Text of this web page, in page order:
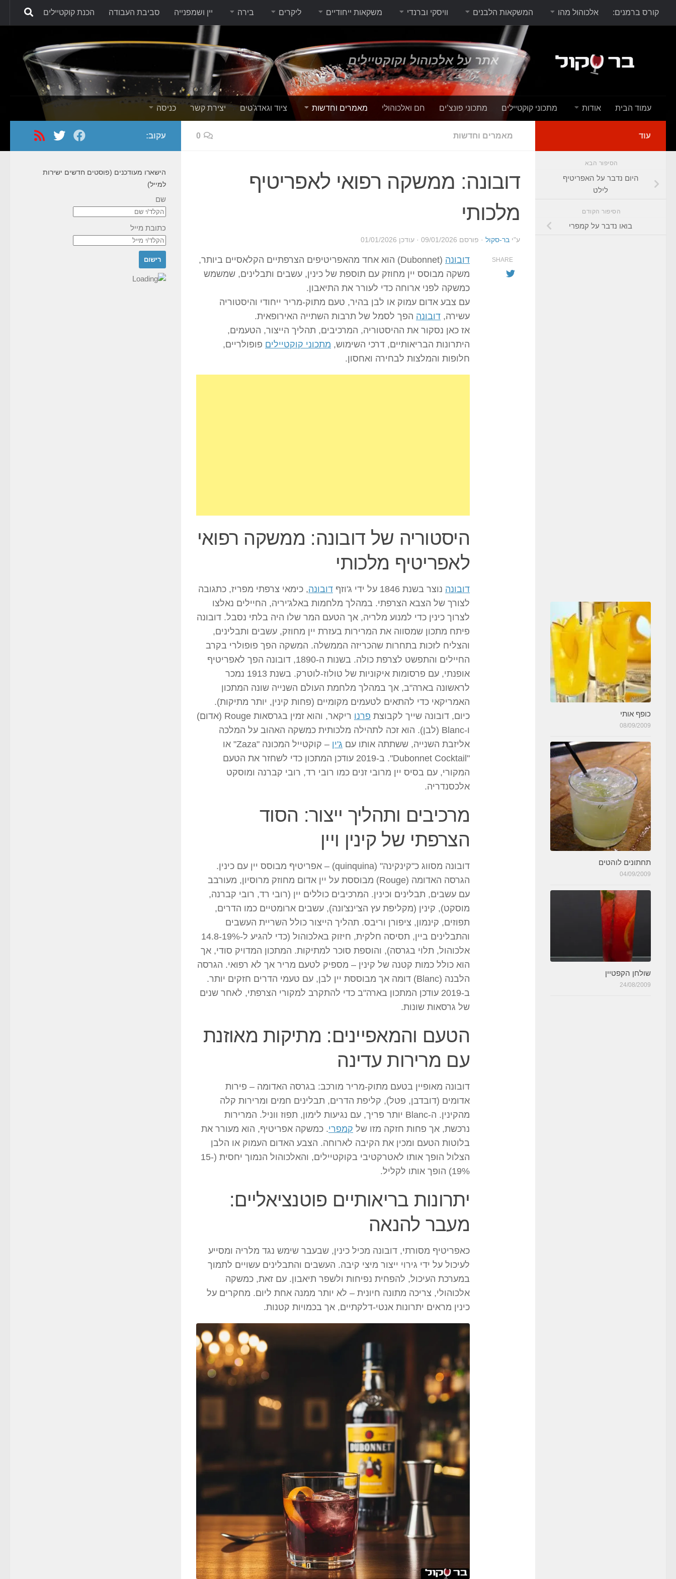
Skip to content קורס ברמנים: אלכוהול מהו המשקאות הלבנים וויסקי וברנדי משקאות ייחודיים ליקרים בירה יין ושמפנייה סביבת העבודה הכנת קוקטיילים
אתר על אלכוהול וקוקטיילים
עמוד הבית אודות מתכוני קוקטיילים מתכוני פונצ’ים חם ואלכוהולי מאמרים וחדשות ציוד וגאדג'טים יצירת קשר כניסה
מאמרים וחדשות 0
דובונה: ממשקה רפואי לאפריטיף
מלכותי
ע"י בר-סקול · פורסם 09/01/2026 · עודכן 01/01/2026
דובונה
(Dubonnet) הוא אחד מהאפריטיפים הצרפתיים הקלאסיים ביותר,
משקה מבוסס יין מחוזק עם תוספת של כינין, עשבים ותבלינים, שמשמש
כמשקה לפני ארוחה כדי לעורר את התיאבון.
עם צבע אדום עמוק או לבן בהיר, טעם מתוק-מריר ייחודי והיסטוריה
עשירה, דובונה הפך לסמל של תרבות השתייה האירופאית.
אז כאן נסקור את ההיסטוריה, המרכיבים, תהליך הייצור, הטעמים,
היתרונות הבריאותיים, דרכי השימוש, מתכוני קוקטיילים פופולריים,
חלופות והמלצות לבחירה ואחסון.
היסטוריה של דובונה: ממשקה רפואי
לאפריטיף מלכותי
דובונה נוצר בשנת 1846 על ידי ג'וזף דובונה, כימאי צרפתי מפריז, כתגובה
לצורך של הצבא הצרפתי. במהלך מלחמות באלג'יריה, החיילים נאלצו
לצרוך כינין כדי למנוע מלריה, אך הטעם המר שלו היה בלתי נסבל. דובונה
פיתח מתכון שמסווה את המרירות בעזרת יין מחוזק, עשבים ותבלינים,
והצליח לזכות בתחרות שהכריזה הממשלה. המשקה הפך פופולרי בקרב
החיילים והתפשט לצרפת כולה. בשנות ה-1890, דובונה הפך לאפריטיף
אופנתי, עם פרסומות איקוניות של טולוז-לוטרק. בשנת 1913 נמכר
לראשונה בארה"ב, אך במהלך מלחמת העולם השנייה שונה המתכון
האמריקאי כדי להתאים לטעמים מקומיים (פחות קינין, יותר מתיקות).
כיום, דובונה שייך לקבוצת פרנו
ריקאר, והוא זמין בגרסאות Rouge (אדום)
ו-Blanc (לבן). הוא זכה לתהילה מלכותית כמשקה האהוב על המלכה
אליזבת השנייה, ששתתה אותו עם ג'ין
– קוקטייל המכונה "Zaza" או
"Dubonnet Cocktail". ב-2019 עודכן המתכון כדי לשחזר את הטעם
המקורי, עם בסיס יין מרובי זנים כמו רובי רד, רובי קברנה ומוסקט
אלכסנדריה.
מרכיבים ותהליך ייצור: הסוד
הצרפתי של קינין ויין
דובונה מסווג כ"קינקינה" (quinquina) – אפריטיף מבוסס יין עם כינין.
הגרסה האדומה (Rouge) מבוססת על יין אדום מחוזק מרוסיון, מעורבב
עם עשבים, תבלינים וכינין. המרכיבים כוללים יין (רובי רד, רובי קברנה,
מוסקט), קינין (מקליפת עץ הצ'ינצ'ונה), עשבים ארומטיים כמו הדרים,
תפוזים, קינמון, ציפורן וריבס. תהליך הייצור כולל השריית העשבים
והתבלינים ביין, תסיסה חלקית, חיזוק באלכוהול (כדי להגיע ל-14.8-19%
אלכוהול, תלוי בגרסה), והוספת סוכר למתיקות. המתכון המדויק סודי, אך
הוא כולל כמות קטנה של קינין – מספיק לטעם מריר אך לא רפואי. הגרסה
הלבנה (Blanc) דומה אך מבוססת יין לבן, עם טעמי הדרים חזקים יותר.
ב-2019 עודכן המתכון בארה"ב כדי להתקרב למקורי הצרפתי, לאחר שנים
של גרסאות שונות.
הטעם והמאפיינים: מתיקות מאוזנת
עם מרירות עדינה
דובונה מאופיין בטעם מתוק-מריר מורכב: בגרסה האדומה – פירות
אדומים (דובדבן, פטל), קליפת הדרים, תבלינים חמים ומרירות קלה
מהקינין. ה-Blanc יותר פריך, עם נגיעות לימון, תפוז ווניל. המרירות
נרכשת, אך פחות חזקה מזו של קמפרי. כמשקה אפריטיף, הוא מעורר את
בלוטות הטעם ומכין את הקיבה לארוחה. הצבע האדום העמוק או הלבן
הצלול הופך אותו לאטרקטיבי בקוקטיילים, והאלכוהול הנמוך יחסית (15-
19%) הופך אותו לקליל.
יתרונות בריאותיים פוטנציאליים:
מעבר להנאה
כאפריטיף מסורתי, דובונה מכיל כינין, שבעבר שימש נגד מלריה ומסייע
לעיכול על ידי גירוי ייצור מיצי קיבה. העשבים והתבלינים עשויים לתמוך
במערכת העיכול, להפחית נפיחות ולשפר תיאבון. עם זאת, כמשקה
אלכוהולי, צריכה מתונה חיונית – לא יותר ממנה אחת ליום. מחקרים על
כינין מראים יתרונות אנטי-דלקתיים, אך בכמויות קטנות.
SHARE
עקוב:
הישארו מעודכנים (פוסטים חדשים ישירות
למייל)
שם
כתובת מייל
עוד
הסיפור הבא
היום נדבר על האפריטיף
לילט
הסיפור הקודם
בואו נדבר על קמפרי
כופף אותי
08/09/2009
תחתונים לוהטים
04/09/2009
שולחן הקפטיין
24/08/2009